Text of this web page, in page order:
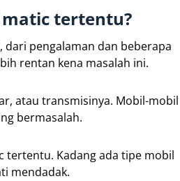
tertentu?
pengalaman dan beberapa
rentan kena masalah ini.
atau transmisinya. Mobil-mobil
bermasalah.
tertentu. Kadang ada tipe mobil
mendadak.